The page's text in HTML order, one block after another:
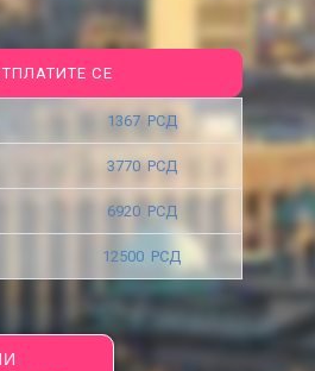
СЕ
1367 РСД
3770 РСД
6920 РСД
12500 РСД